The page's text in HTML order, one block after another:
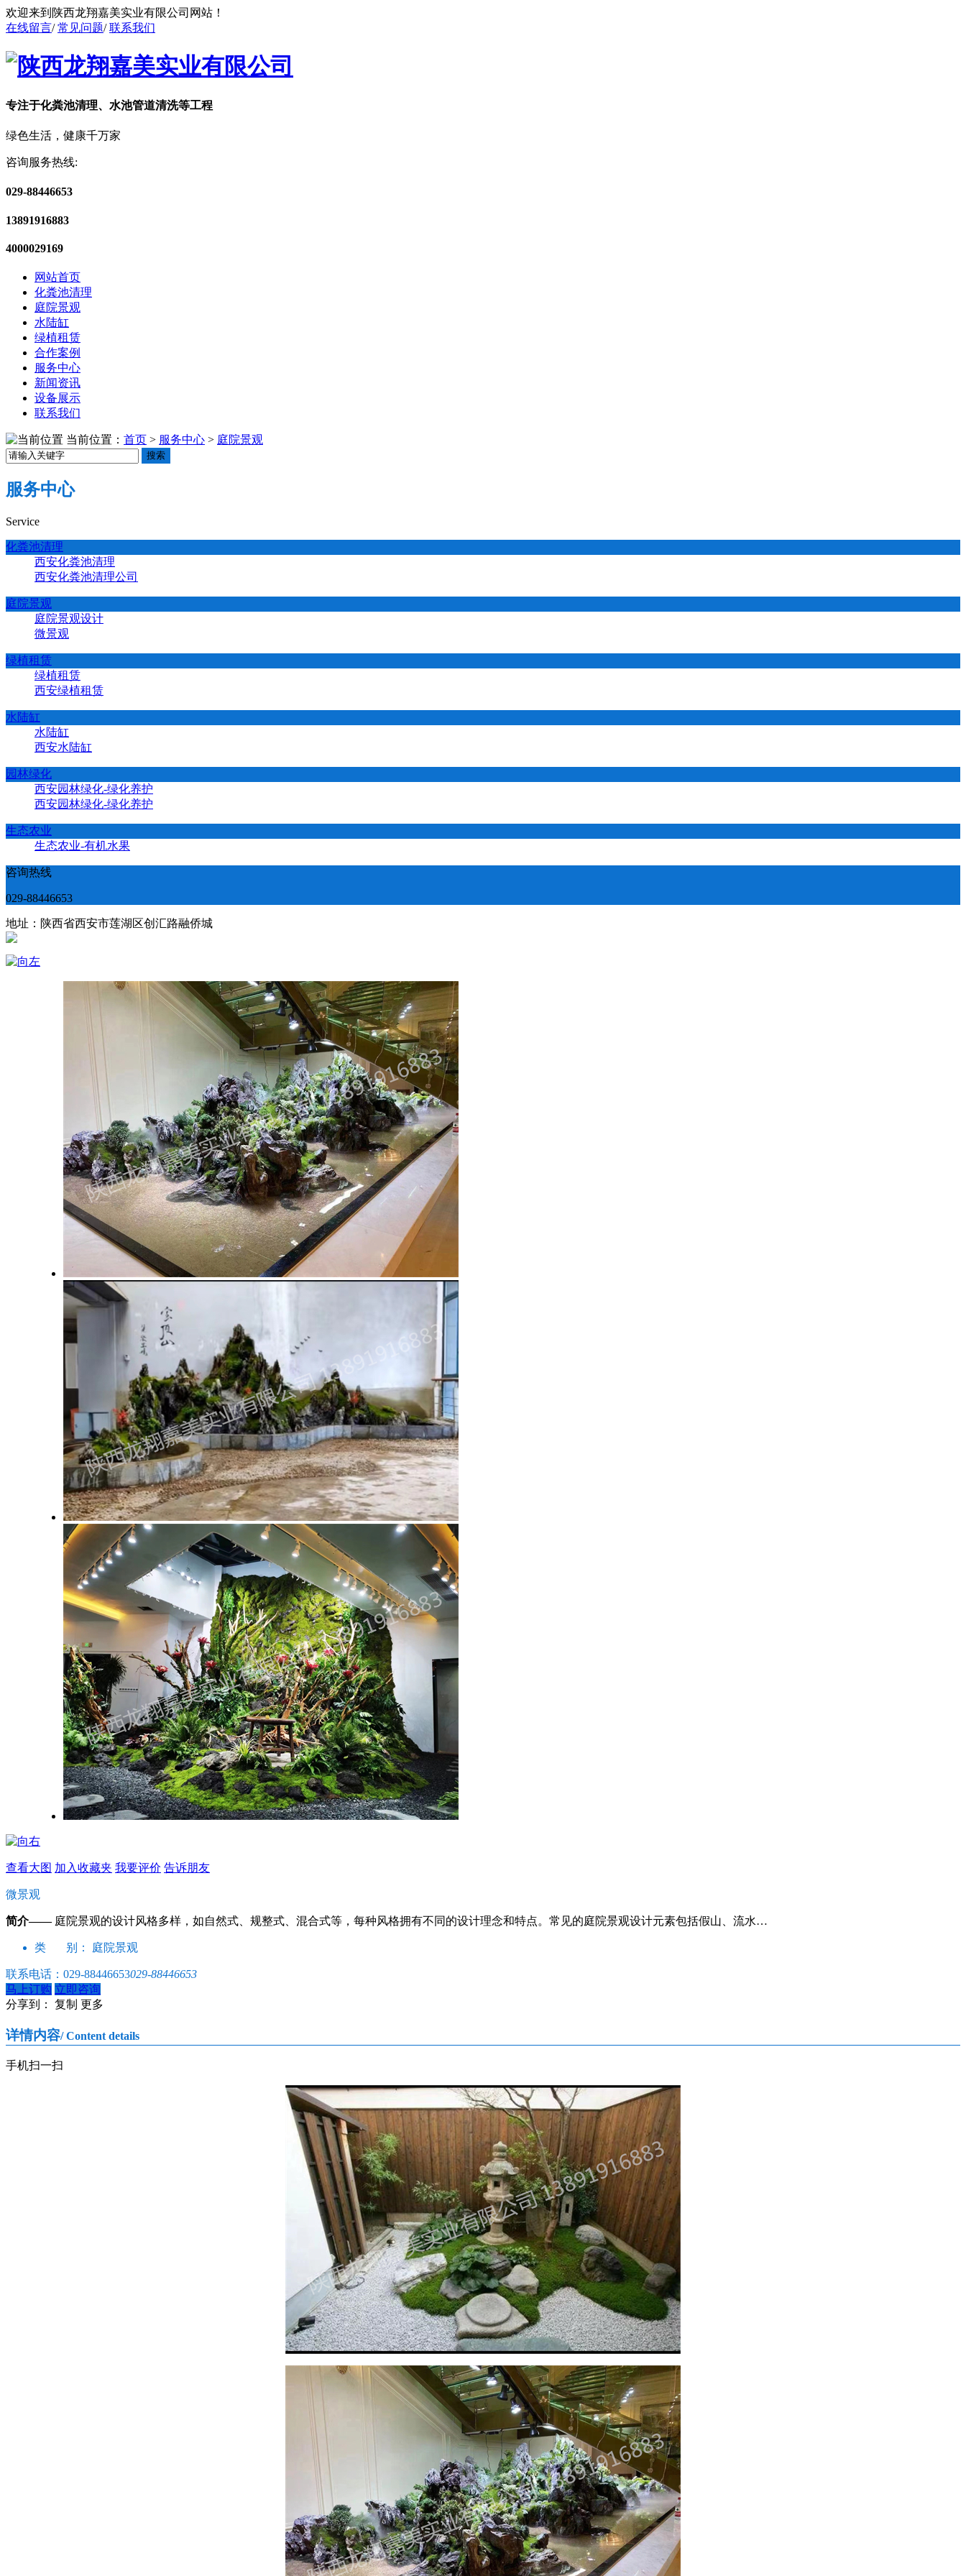
欢迎来到陕西龙翔嘉美实业有限公司网站！
在线留言/常见问题/联系我们
专注于化粪池清理、水池管道清洗等工程
绿色生活，健康千万家
咨询服务热线:
029-88446653
13891916883
4000029169
网站首页
化粪池清理
庭院景观
水陆缸
绿植租赁
合作案例
服务中心
新闻资讯
设备展示
联系我们
当前位置： 首页 > 服务中心 > 庭院景观
搜索
服务中心
Service
化粪池清理
西安化粪池清理
西安化粪池清理公司
庭院景观
庭院景观设计
微景观
绿植租赁
绿植租赁
西安绿植租赁
水陆缸
水陆缸
西安水陆缸
园林绿化
西安园林绿化-绿化养护
西安园林绿化-绿化养护
生态农业
生态农业-有机水果
咨询热线
029-88446653
地址：陕西省西安市莲湖区创汇路融侨城
查看大图 加入收藏夹 我要评价 告诉朋友
微景观
简介——庭院景观的设计风格多样，如自然式、规整式、混合式等，每种风格拥有不同的设计理念和特点。常见的庭院景观设计元素包括假山、流水…
类 别： 庭院景观
联系电话： 029-88446653029-88446653
马上订购 立即咨询
分享到：
复制 更多
详情内容/ Content details
手机扫一扫